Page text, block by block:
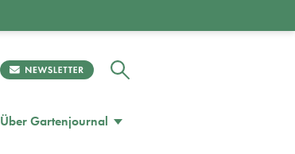
Über Gartenjournal